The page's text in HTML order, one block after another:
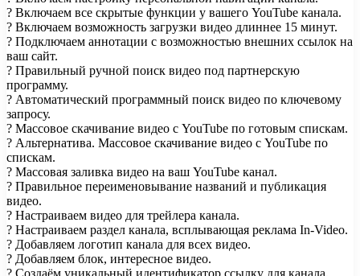
? Включаем все скрытые функции у вашего YouTube канала.
? Включаем возможность загрузки видео длиннее 15 минут.
? Подключаем аннотации с возможностью внешних ссылок на
ваш сайт.
? Правильный ручной поиск видео под партнерскую
программу.
? Автоматический программный поиск видео по ключевому
запросу.
? Массовое скачивание видео с YouTube по готовым спискам.
? Альтернатива. Массовое скачивание видео с YouTube по
спискам.
? Массовая заливка видео на ваш YouTube канал.
? Правильное переименовывание названий и публикация
видео.
? Настраиваем видео для трейлера канала.
? Настраиваем раздел канала, всплывающая реклама In-Video.
? Добавляем логотип канала для всех видео.
? Добавляем блок, интересное видео.
? Создаём уникальный идентификатор ссылку для канала.